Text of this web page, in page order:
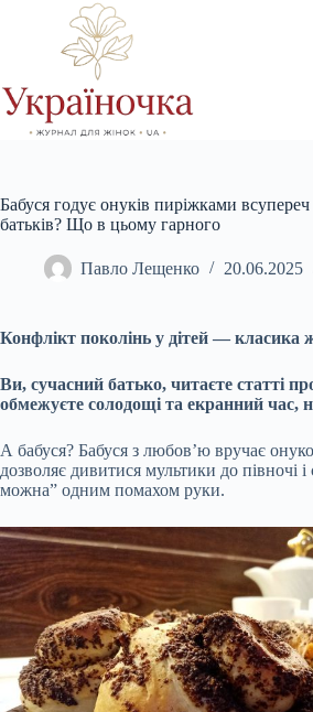
Бабуся годує онуків пиріжками
батьків? Що в цьому гарного
Павло Лещенко 20.06.2025
Конфлікт поколінь у дітей — класика
Ви, сучасний батько, читаєте статті
обмежуєте солодощі та екранний час,
А бабуся? Бабуся з любов’ю вручає
дозволяє дивитися мультики до півночі і
можна” одним помахом руки.